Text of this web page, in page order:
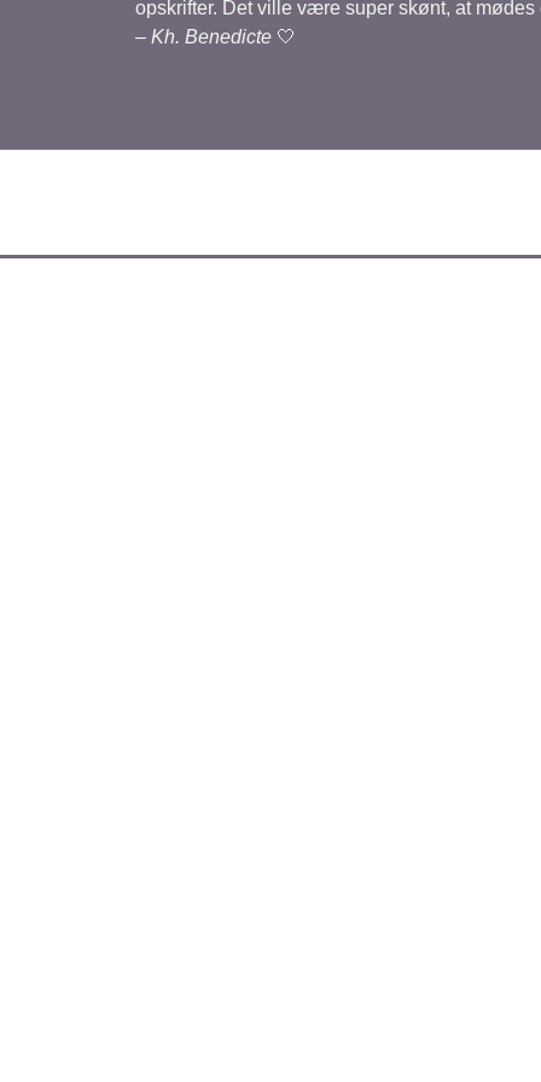
opskrifter. Det ville være super skønt, at mødes
– Kh. Benedicte 🤍